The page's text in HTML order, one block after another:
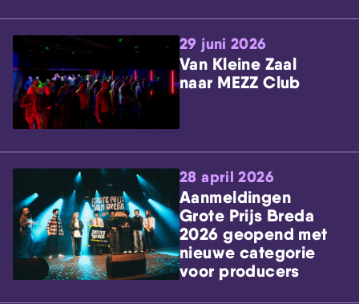
Skip navigatie
29 juni 2026
Van Kleine Zaal
naar MEZZ Club
28 april 2026
Aanmeldingen
Grote Prijs Breda
2026 geopend met
nieuwe categorie
voor producers